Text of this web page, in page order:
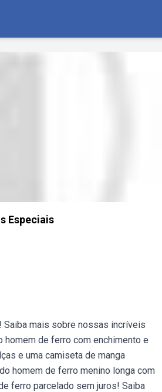
Especiais
mais sobre nossas incríveis
de ferro com enchimento e
e uma camiseta de manga
homem de ferro menino longa com
ferro parcelado sem juros! Saiba